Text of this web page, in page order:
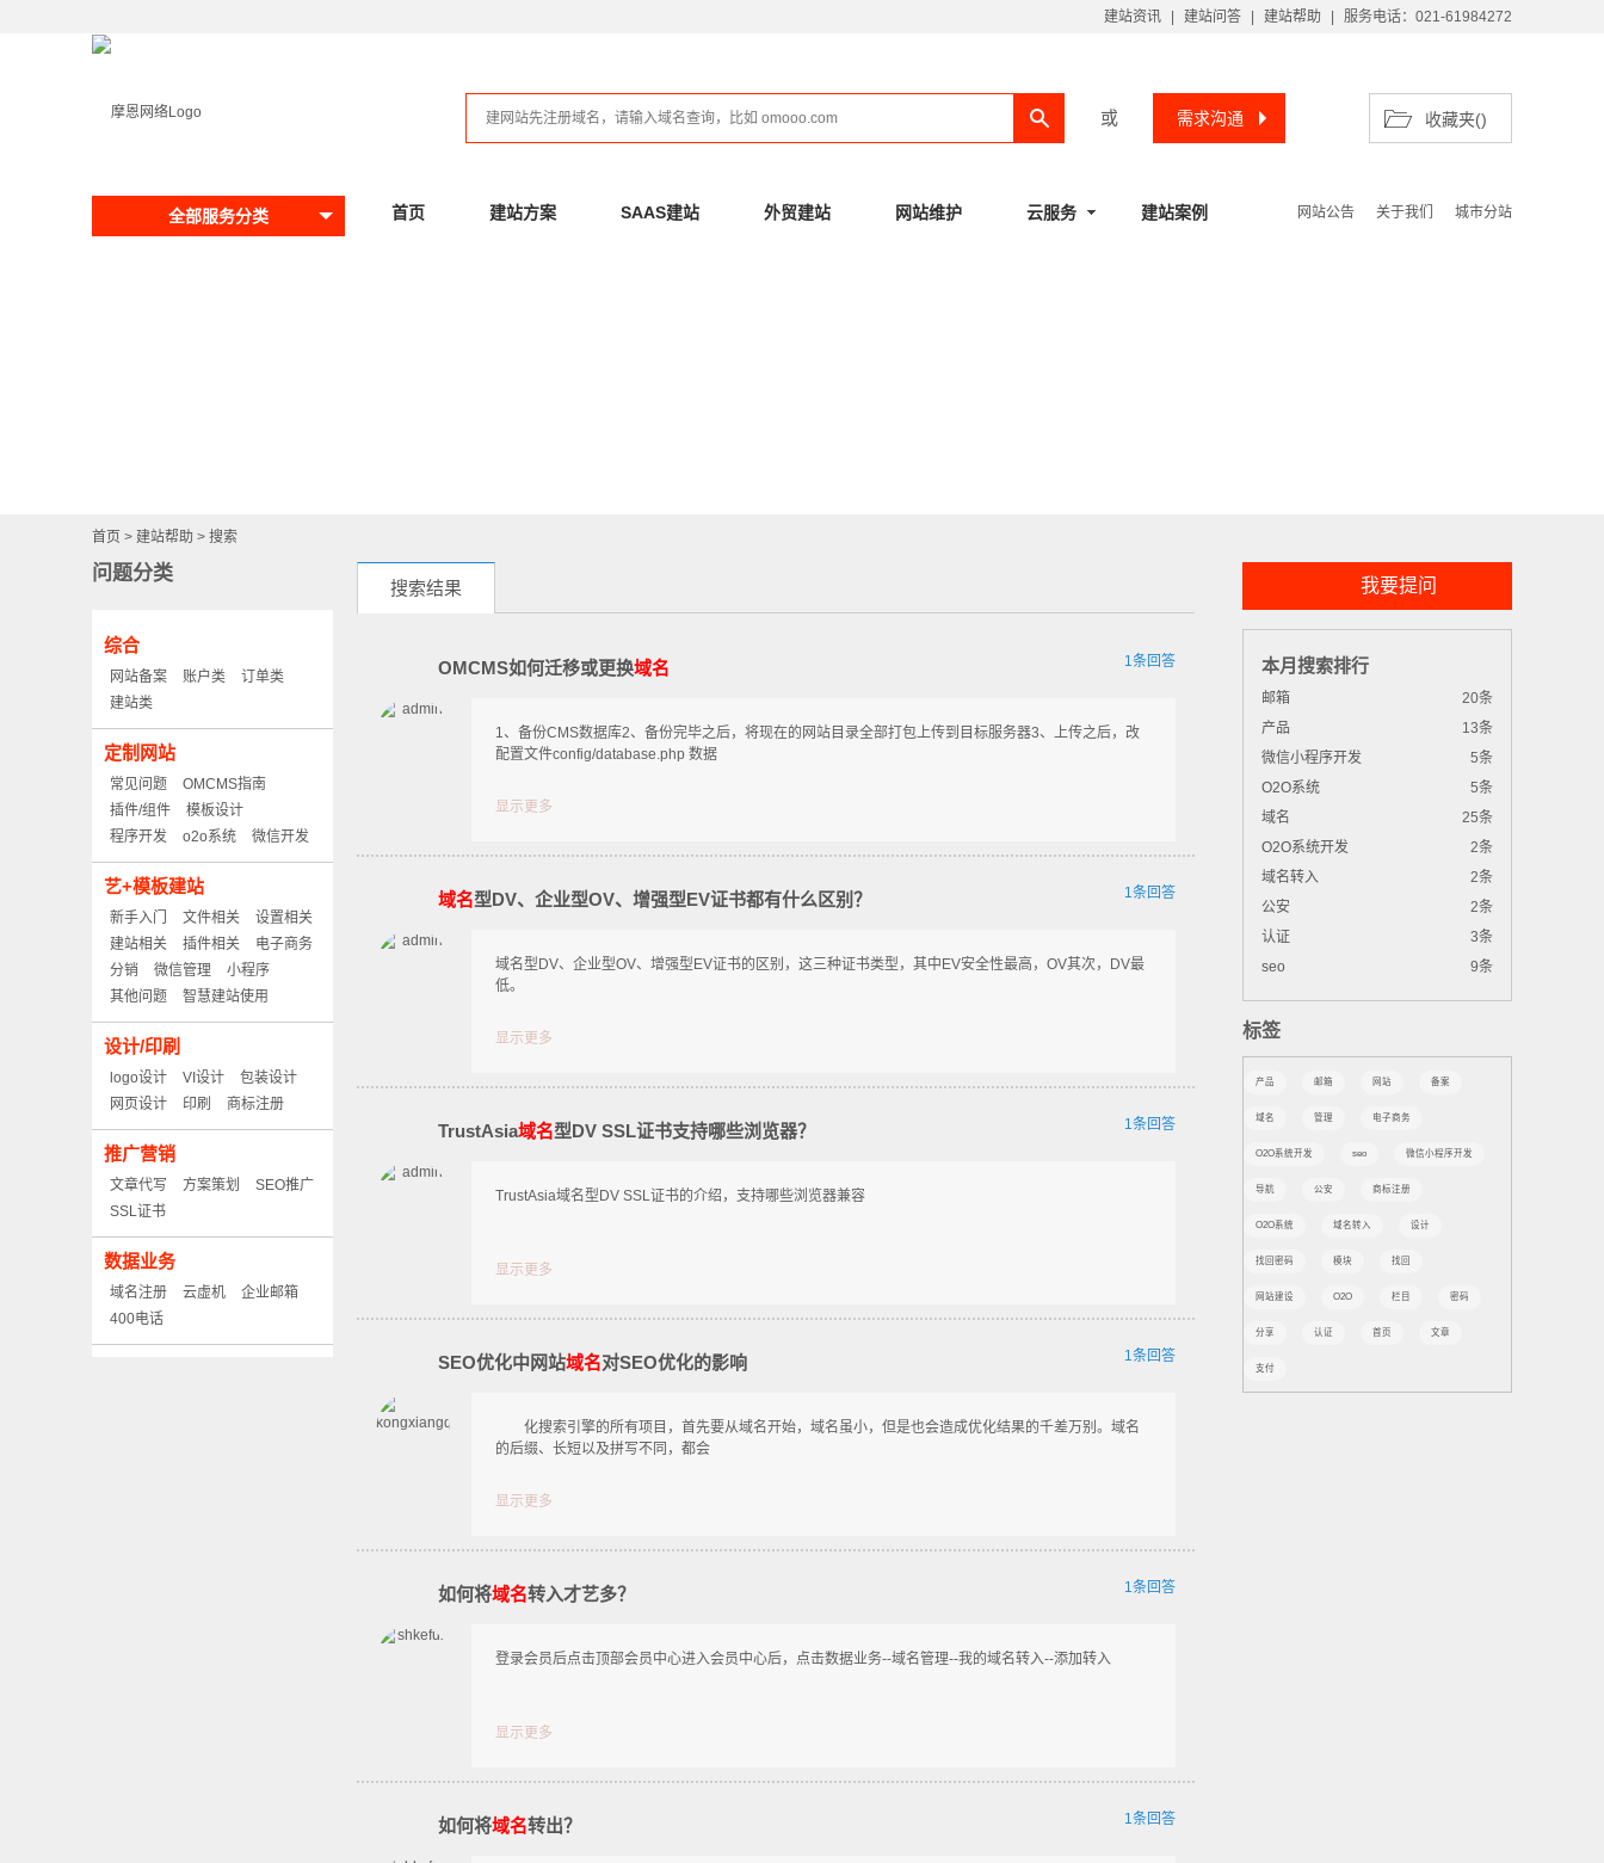
建站资讯 建站问答 建站帮助 服务电话：021-61984272
或 需求沟通 收藏夹()
全部服务分类 首页 建站方案 SAAS建站 外贸建站 网站维护 云服务 建站案例 网站公告 关于我们 城市分站
首页 > 建站帮助 > 搜索
问题分类
综合
网站备案 账户类
订单类
建站类
定制网站
常见问题
OMCMS指南
插件/组件
模板设计
程序开发
o2o系统 微信开发
艺+模板建站
新手入门 文件相关
设置相关
建站相关
插件相关
电子商务
分销
微信管理
小程序
其他问题
智慧建站使用
设计/印刷
logo设计 VI设计
包装设计
网页设计
印刷 商标注册
推广营销
文章代写 方案策划
SEO推广
SSL证书
数据业务
域名注册 云虚机
企业邮箱
400电话
搜索结果
1条回答
OMCMS如何迁移或更换域名
1、备份CMS数据库2、备份完毕之后，将现在的网站目录全部打包上传到目标服务器3、上传之后，改
配置文件config/database.php 数据
显示更多
1条回答
域名型DV、企业型OV、增强型EV证书都有什么区别？
域名型DV、企业型OV、增强型EV证书的区别，这三种证书类型，其中EV安全性最高，OV其次，DV最
低。
显示更多
1条回答
TrustAsia域名型DV SSL证书支持哪些浏览器？
TrustAsia域名型DV SSL证书的介绍，支持哪些浏览器兼容
显示更多
1条回答
SEO优化中网站域名对SEO优化的影响
化搜索引擎的所有项目，首先要从域名开始，域名虽小，但是也会造成优化结果的千差万别。域名
的后缀、长短以及拼写不同，都会
显示更多
1条回答
如何将域名转入才艺多？
登录会员后点击顶部会员中心进入会员中心后，点击数据业务--域名管理--我的域名转入--添加转入
显示更多
1条回答
如何将域名转出？
我要提问
本月搜索排行
20条
邮箱
13条
产品
5条
微信小程序开发
5条
O2O系统
25条
域名
2条
O2O系统开发
2条
域名转入
2条
公安
3条
认证
9条
seo
标签
产品 邮箱 网站 备案
域名 管理 电子商务
O2O系统开发 seo 微信小程序开发
导航 公安 商标注册
O2O系统 域名转入 设计
找回密码 模块 找回
网站建设 O2O 栏目 密码
分享 认证 首页 文章
支付